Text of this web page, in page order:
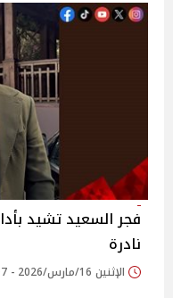
فجر السعيد تشيد
نادرة
الإثنين 16/مارس/2026 - 06:07 م